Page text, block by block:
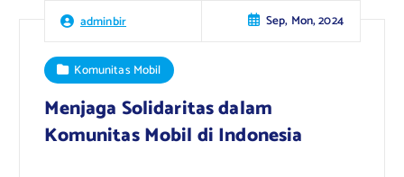
adminbir Sep, Mon, 2024
Komunitas Mobil
Menjaga Solidaritas dalam
Komunitas Mobil di Indonesia